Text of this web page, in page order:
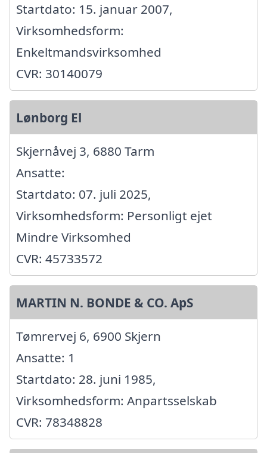
Startdato: 15. januar 2007,
Virksomhedsform:
Enkeltmandsvirksomhed
CVR: 30140079
Lønborg El
Skjernåvej 3, 6880 Tarm
Ansatte:
Startdato: 07. juli 2025,
Virksomhedsform: Personligt ejet
Mindre Virksomhed
CVR: 45733572
MARTIN N. BONDE & CO. ApS
Tømrervej 6, 6900 Skjern
Ansatte: 1
Startdato: 28. juni 1985,
Virksomhedsform: Anpartsselskab
CVR: 78348828